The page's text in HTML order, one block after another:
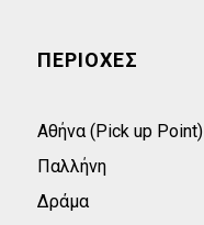
ΠΕΡΙΟΧΕΣ
Αθήνα (Pick up Point)
Παλλήνη
Δράμα